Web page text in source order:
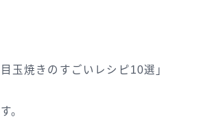
玉焼きのすごいレシピ10選」
。